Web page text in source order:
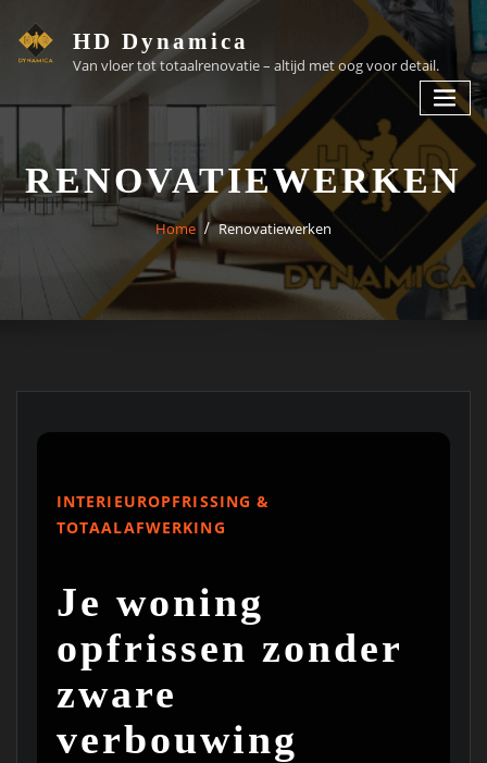
HD Dynamica
Van vloer tot totaalrenovatie – altijd met oog voor detail.
RENOVATIEWERKEN
Home Renovatiewerken
INTERIEUROPFRISSING &
TOTAALAFWERKING
Je woning
opfrissen zonder
zware
verbouwing